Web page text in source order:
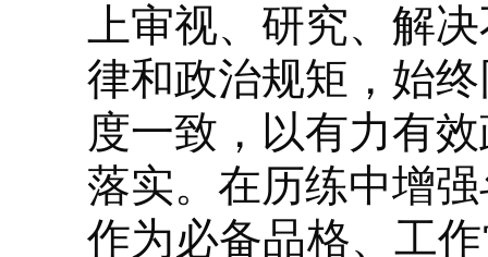
上审视、研究、解
律和政治规矩，始
度一致，以有力有
落实。在历练中增
作为必备品格、工